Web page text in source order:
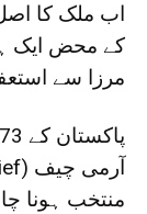
اب ملک کا
کے محض ایک
مرزا سے
منتخب ہونا